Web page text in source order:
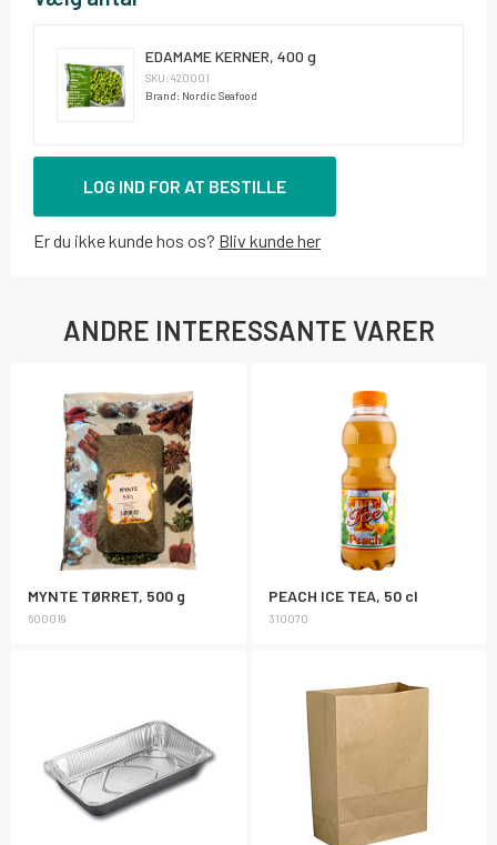
EDAMAME KERNER, 400 g
SKU: 420001
Brand: Nordic Seafood
LOG IND FOR AT BESTILLE
Er du ikke kunde hos os? Bliv kunde her
ANDRE INTERESSANTE VARER
MYNTE TØRRET, 500 g
600019
PEACH ICE TEA, 50 cl
310070